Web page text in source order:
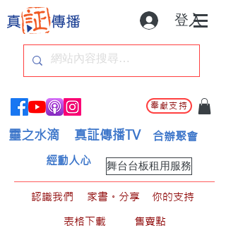
登入
奉獻支持
靈之水滴 真証傳播TV 合辦聚會
舞台台板租用服務
經動人心
認識我們 家書。分享
你的支持
表格下載
售賣點